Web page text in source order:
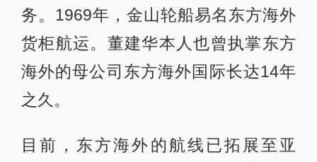
务。1969年，金山轮船易名东方海外
货柜航运。董建华本人也曾执掌东方
海外的母公司东方海外国际长达14年
之久。
目前，东方海外的航线已拓展至亚